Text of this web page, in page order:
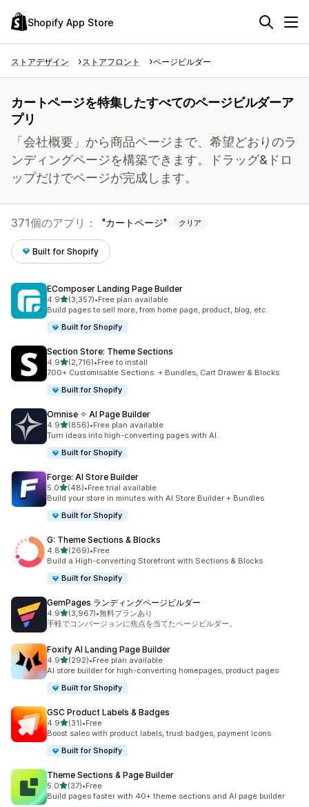
Shopify App Store
ストアデザイン ストアフロント ページビルダー
カートページを特集したすべてのページビルダーア
プリ
「会社概要」から商品ページまで、希望どおりのラ
ンディングページを構築できます。ドラッグ&ドロ
ップだけでページが完成します。
371個のアプリ： カートページ クリア
Built for Shopify
EComposer Landing Page Builder
4.95つ星中
(3,357)
合計レビュー数：3357件
•Free plan available
Build pages to sell more, from home page, product, blog, etc.
Built for Shopify
Section Store: Theme Sections
4.95つ星中
(2,716)
合計レビュー数：2716件
•Free to install
700+ Customisable Sections. + Bundles, Cart Drawer & Blocks
Built for Shopify
Omnise ✧ AI Page Builder
4.95つ星中
(856)
合計レビュー数：856件
•Free plan available
Turn ideas into high-converting pages with AI.
Built for Shopify
Forge: AI Store Builder
5.05つ星中
(48)
合計レビュー数：48件
•Free trial available
Build your store in minutes with AI Store Builder + Bundles
Built for Shopify
G: Theme Sections & Blocks
4.85つ星中
(269)
合計レビュー数：269件
•Free
Build a High-converting Storefront with Sections & Blocks
Built for Shopify
GemPages ランディングページビルダー
4.95つ星中
(3,967)
合計レビュー数：3967件
•無料プランあり
手軽でコンバージョンに焦点を当てたページビルダー。
Foxify AI Landing Page Builder
4.95つ星中
(292)
合計レビュー数：292件
•Free plan available
AI store builder for high-converting homepages, product pages
Built for Shopify
GSC Product Labels & Badges
4.95つ星中
(31)
合計レビュー数：31件
•Free
Boost sales with product labels, trust badges, payment icons
Built for Shopify
Theme Sections & Page Builder
5.05つ星中
(37)
合計レビュー数：37件
•Free
Build pages faster with 40+ theme sections and AI page builder